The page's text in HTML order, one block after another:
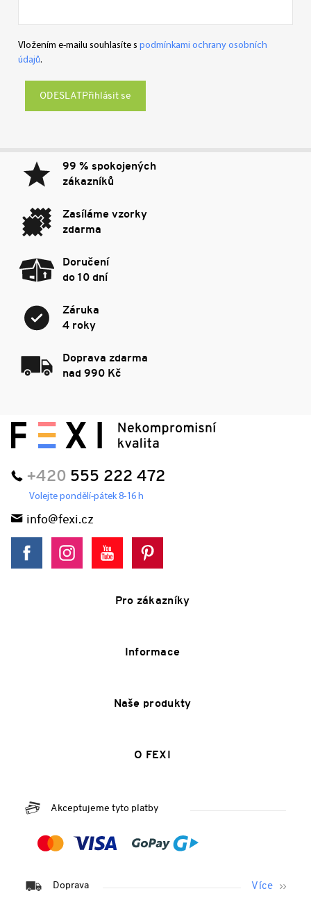
Vložením e-mailu souhlasíte s podmínkami ochrany osobních
údajů.
Přihlásit se
99 % spokojených
zákazníků
Zasíláme vzorky
zdarma
Doručení
do 10 dní
Záruka
4 roky
Doprava zdarma
nad 990 Kč
+420 555 222 472
Volejte pondělí-pátek 8-16 h
info@fexi.cz
Pro zákazníky
Informace
Naše produkty
O FEXI
Akceptujeme tyto platby
Doprava